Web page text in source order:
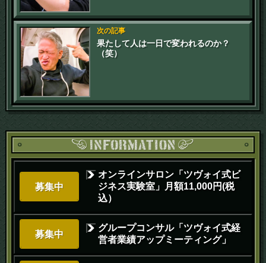
次の記事
果たして人は一日で変われるのか？
（笑）
募集中
オンラインサロン「ツヴォイ式ビ
ジネス実験室」月額11,000円(税
込）
募集中
グループコンサル「ツヴォイ式経
営者業績アップミーティング」